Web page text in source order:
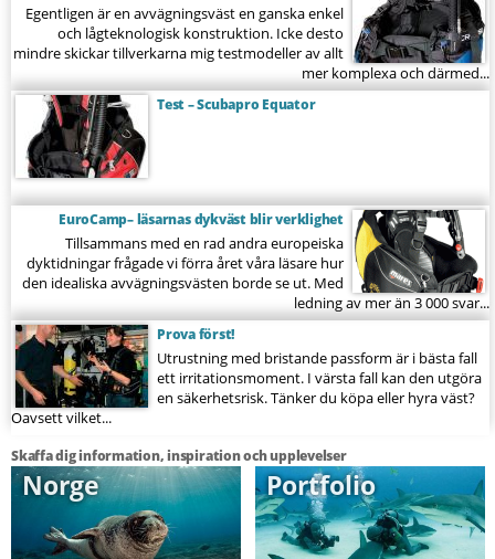
Egentligen är en avvägningsväst en ganska enkel
och lågteknologisk konstruktion. Icke desto
mindre skickar tillverkarna mig testmodeller av allt
mer komplexa och därmed...
Test – Scubapro Equator
EuroCamp– läsarnas dykväst blir verklighet
Tillsammans med en rad andra europeiska
dyktidningar frågade vi förra året våra läsare hur
den idealiska avvägningsvästen borde se ut. Med
ledning av mer än 3 000 svar...
Prova först!
Utrustning med bristande passform är i bästa fall
ett irritationsmoment. I värsta fall kan den utgöra
en säkerhetsrisk. Tänker du köpa eller hyra väst?
Oavsett vilket...
Skaffa dig information, inspiration och upplevelser
Norge Portfolio